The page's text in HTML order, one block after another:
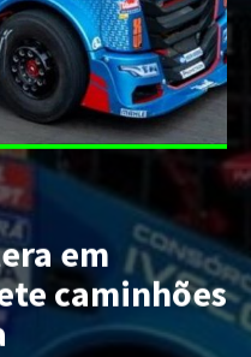
em
caminhões